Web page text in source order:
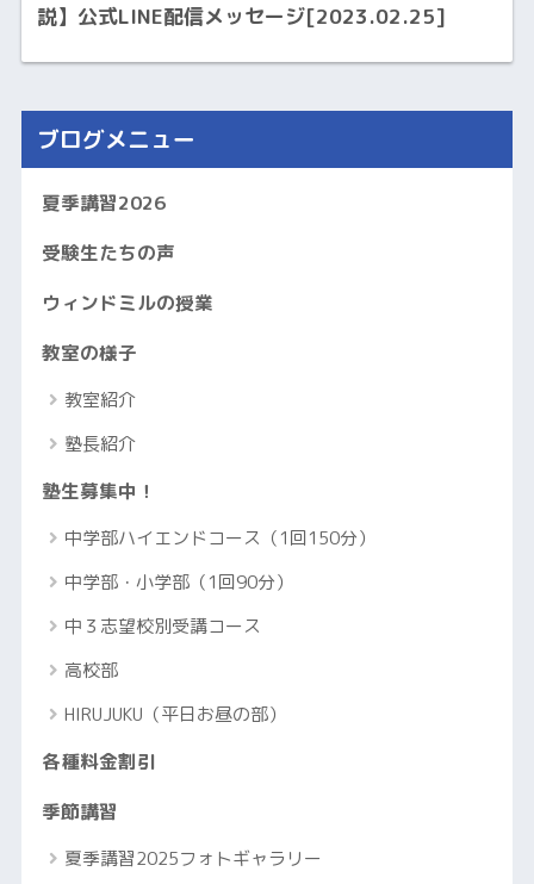
説】公式LINE配信メッセージ[2023.02.25]
ブログメニュー
夏季講習2026
受験生たちの声
ウィンドミルの授業
教室の様子
教室紹介
塾長紹介
塾生募集中！
中学部ハイエンドコース（1回150分）
中学部・小学部（1回90分）
中３志望校別受講コース
高校部
HIRUJUKU（平日お昼の部）
各種料金割引
季節講習
夏季講習2025フォトギャラリー